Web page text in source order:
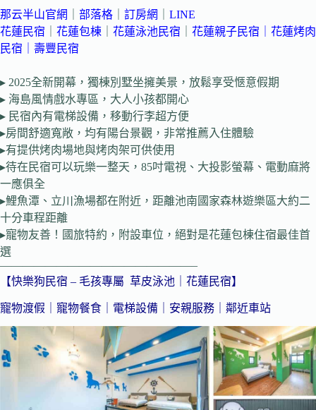
那云半山官網 部落格 訂房網
LINE
花蓮民宿
花蓮包棟 花蓮泳池民宿 花蓮親子民宿
花蓮烤肉
民宿
壽豐民宿
▸ 2025全新開幕，獨棟別墅坐擁美景，放鬆享受愜意假期
▸ 海島風情戲水專區，大人小孩都開心
▸ 民宿內有電梯設備，移動行李超方便
▸房間舒適寬敞，均有陽台景觀，非常推薦入住體驗
▸有提供烤肉場地與烤肉架可供使用
▸待在民宿可以玩樂一整天，85吋電視、大投影螢幕、電動麻將
一應俱全
▸鯉魚潭、立川漁場都在附近，距離池南國家森林遊樂區大約二
十分車程距離
▸寵物友善！國旅特約，附設車位，絕對是花蓮包棟住宿最佳首
選
—————————————————–
【快樂狗民宿 – 毛孩專屬 草皮泳池｜花蓮民宿】
寵物渡假｜寵物餐食｜電梯設備｜安親服務｜鄰近車站